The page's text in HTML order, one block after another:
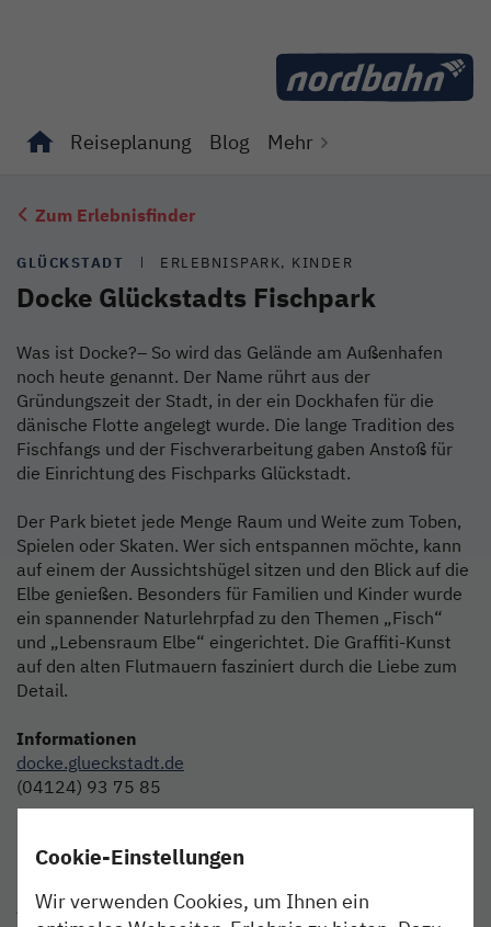
Reiseplanung Blog Mehr
Zum Erlebnisfinder
GLÜCKSTADT ERLEBNISPARK, KINDER
Docke Glückstadts Fischpark
Was ist Docke?– So wird das Gelände am Außenhafen
noch heute genannt. Der Name rührt aus der
Gründungszeit der Stadt, in der ein Dockhafen für die
dänische Flotte angelegt wurde. Die lange Tradition des
Fischfangs und der Fischverarbeitung gaben Anstoß für
die Einrichtung des Fischparks Glückstadt.
Der Park bietet jede Menge Raum und Weite zum Toben,
Spielen oder Skaten. Wer sich entspannen möchte, kann
auf einem der Aussichtshügel sitzen und den Blick auf die
Elbe genießen. Besonders für Familien und Kinder wurde
ein spannender Naturlehrpfad zu den Themen „Fisch“
und „Lebensraum Elbe“ eingerichtet. Die Graffiti-Kunst
auf den alten Flutmauern fasziniert durch die Liebe zum
Detail.
Informationen
docke.glueckstadt.de
(04124) 93 75 85
25348 Glückstadt
Anreise
Cookie-Einstellungen
Wir verwenden Cookies, um Ihnen ein